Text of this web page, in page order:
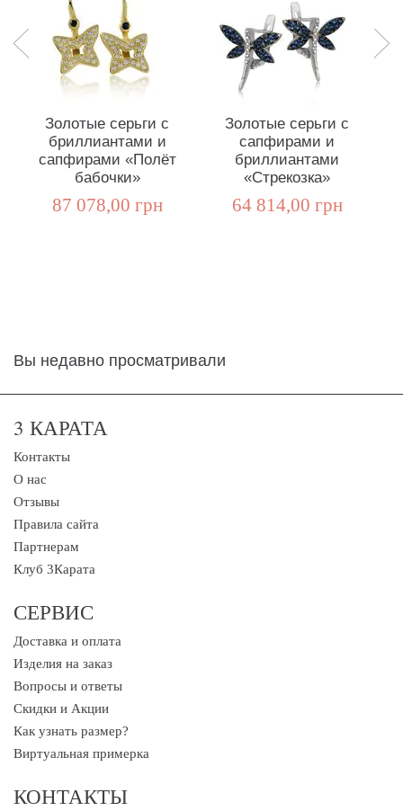
Золотые серьги с
бриллиантами и
сапфирами «Полёт
бабочки»
87 078,00 грн
Золотые серьги с
сапфирами и
бриллиантами
«Стрекозка»
64 814,00 грн
Вы недавно просматривали
3 КАРАТА
Контакты
О нас
Отзывы
Правила сайта
Партнерам
Клуб 3Карата
СЕРВИС
Доставка и оплата
Изделия на заказ
Вопросы и ответы
Скидки и Акции
Как узнать размер?
Виртуальная примерка
КОНТАКТЫ